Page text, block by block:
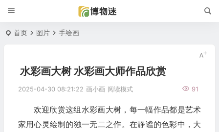
首页 图片 手绘画
水彩画大树 水彩画大师作品欣赏
2025-04-30 08:21:22 画小画 91
阅读模式
欢迎欣赏这组水彩画大树，每一幅作品都是艺术
家用心灵绘制的独一无二之作。在静谧的色彩中，大